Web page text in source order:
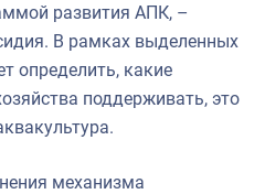
развития АПК, –
В рамках выделенных
определить, какие
поддерживать, это
механизма